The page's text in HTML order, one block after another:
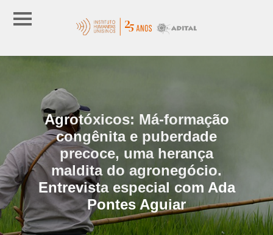
Agrotóxicos: Má-formação
congênita e puberdade
precoce, uma herança
maldita do agronegócio.
Entrevista especial com Ada
Pontes Aguiar